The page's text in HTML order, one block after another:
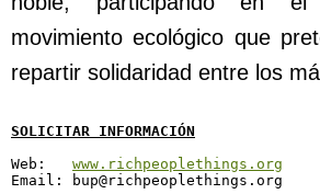
movimiento ecológico que
repartir solidaridad entre los
SOLICITAR INFORMACIÓN
Web: www.richpeoplethings.org
Email:
bup@richpeoplethings.org